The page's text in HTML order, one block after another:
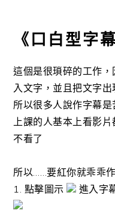
《口白型字幕
這個是很瑣碎的工作
入文字，並且把文字
所以很多人說作字幕
上課的人基本上看影
不看了
所以……要紅你就乖乖
1. 點擊圖示
進入字